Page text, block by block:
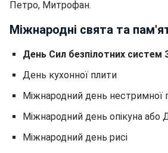
Петро, Митрофан.
Міжнародні свята та
День Сил безпілотних систем
День кухонної плити
Міжнародний день нестримної
Міжнародний день опікуна або
Міжнародний день рисі